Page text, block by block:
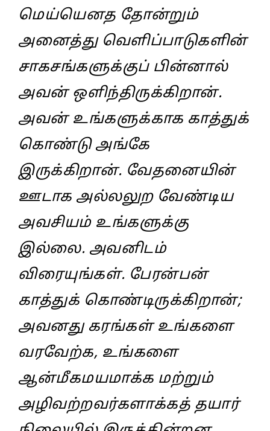
மெய்யெனத தோன்றும்
அனைத்து வெளிப்பாடுகளின்
சாகசங்களுக்குப் பின்னால்
அவன் ஒளிந்திருக்கிறான்.
அவன் உங்களுக்காக காத்துக்
கொண்டு அங்கே
இருக்கிறான். வேதனையின்
ஊடாக அல்லலுற வேண்டிய
அவசியம் உங்களுக்கு
இல்லை. அவனிடம்
விரையுங்கள். பேரன்பன்
காத்துக் கொண்டிருக்கிறான்;
அவனது கரங்கள் உங்களை
வரவேற்க, உங்களை
ஆன்மீகமயமாக்க மற்றும்
அழிவற்றவர்களாக்கத் தயார்